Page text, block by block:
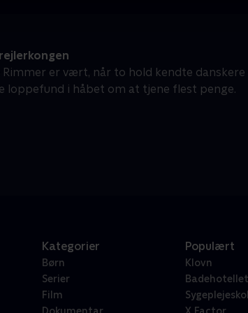
Rimmer er vært, når to hold kendte
loppefund i håbet om at tjene flest penge.
Kategorier
Børn
Serier
Film
Populært
Klovn
Badehotellet